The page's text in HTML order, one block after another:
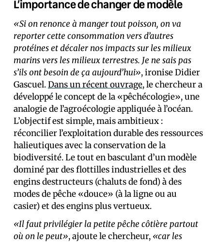
L’importance de changer de modèle
«Si on renonce à manger tout poisson, on va
reporter cette consommation vers d’autres
protéines et décaler nos impacts sur les milieux
marins vers les milieux terrestres. Je ne sais pas
s’ils ont besoin de ça aujourd’hui», ironise Didier
Gascuel.Dans un récent ouvrage, le chercheur a
développé le concept de la «pêchécologie», une
analogie de l’agroécologie appliquée à l’océan.
L’objectif est simple, mais ambitieux :
réconcilier l’exploitation durable des ressources
halieutiques avec la conservation de la
biodiversité. Le tout en basculant d’un modèle
dominé par des flottilles industrielles et des
engins destructeurs (chaluts de fond) à des
modes de pêche «douce» (à la ligne ou au
casier) et des engins plus vertueux.
«Il faut privilégier la petite pêche côtière partout
où on le peut», ajoute le chercheur, «car les